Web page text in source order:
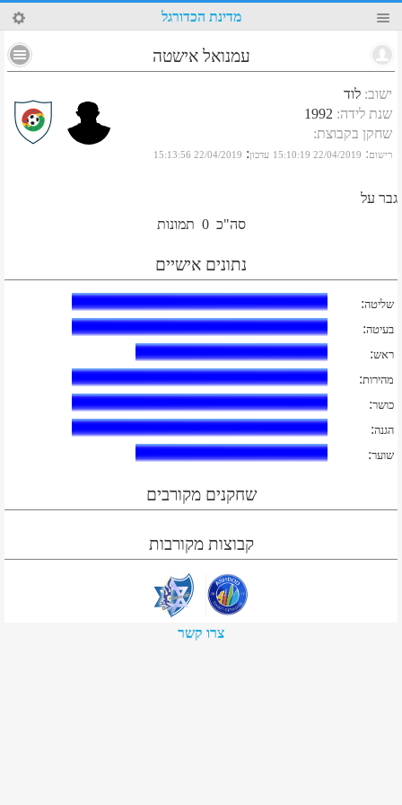
94 מדינת הכדורגל
עמנואל אישטה
ישוב: לוד
שנת לידה:
1992
שחקן בקבוצת:
רישום:
22/04/2019 15:10:19 עדכון:
22/04/2019 15:13:56
גבר על
סה"כ 0 תמונות
נתונים אישיים
שליטה:
בעיטה:
ראש:
מהירות:
כושר:
הגנה:
שוער:
שחקנים מקורבים
קבוצות מקורבות
צרו קשר